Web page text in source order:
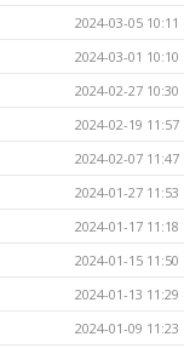
2024-03-05 10:11
2024-03-01 10:10
2024-02-27 10:30
2024-02-19 11:57
2024-02-07 11:47
2024-01-27 11:53
2024-01-17 11:18
2024-01-15 11:50
2024-01-13 11:29
2024-01-09 11:23